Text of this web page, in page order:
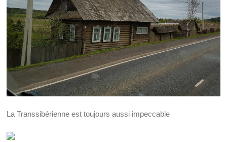
La Transsibérienne est toujours aussi impeccable